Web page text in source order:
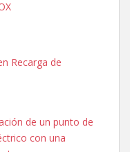
Recarga de
de un punto de
con una